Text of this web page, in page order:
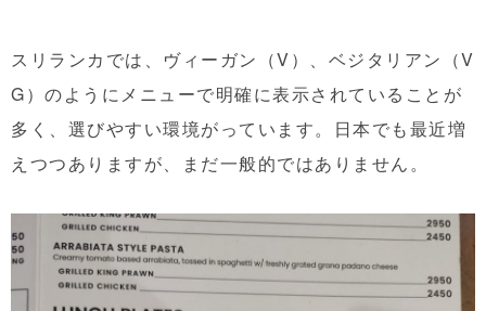
スリランカでは、ヴィーガン（V）、ベジタリアン（V
G）のようにメニューで明確に表示されていることが
多く、選びやすい環境がっています。日本でも最近増
えつつありますが、まだ一般的ではありません。